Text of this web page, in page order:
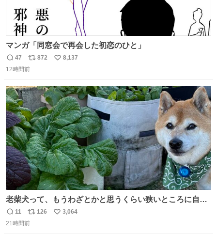
マンガ「同窓会で再会した初恋のひと」
返
信
47
リ
ポ
ト
数
872
い
数
8,137
12時間前
老柴犬って、もうわざとかと思うくらい狭いところに自ら
はまりにいくじゃないですか？ 今朝ガーデニングしてる飼
い主の間にはまってきて、最高に可愛かった♥️
返
信
11
リ
ポ
126
い
3,064
21時間前